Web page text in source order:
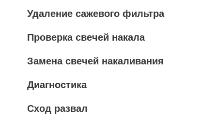
Удаление сажевого фильтра
Проверка свечей накала
Замена свечей накаливания
Диагностика
Сход развал